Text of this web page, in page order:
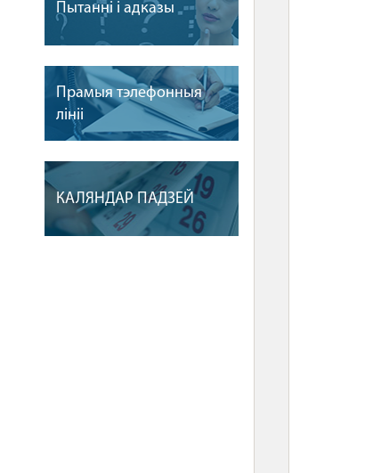
Пытаннi i адказы
Прамыя тэлефонныя
лiнii
КАЛЯНДАР ПАДЗЕЙ